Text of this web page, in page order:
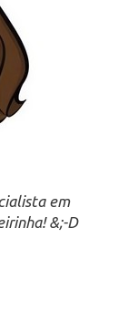
em
&;-D